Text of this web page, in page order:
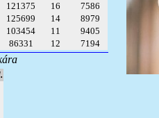
121375 16
7586
125699 14
8979
103454 11
9405
86331 12 7194